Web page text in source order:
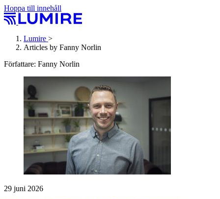
Hoppa till innehåll
Lumire >
Articles by Fanny Norlin
Författare: Fanny Norlin
29 juni 2026